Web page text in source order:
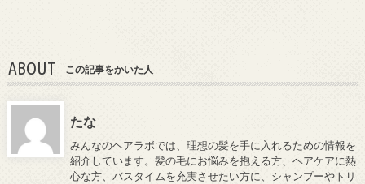
ABOUT この記事をかいた人
たな
みんなのヘアラボでは、理想の髪を手に入れるための情報を
紹介しています。髪の毛にお悩みを抱える方、ヘアケアに熱
心な方、バスタイムを充実させたい方に、シャンプーやトリ